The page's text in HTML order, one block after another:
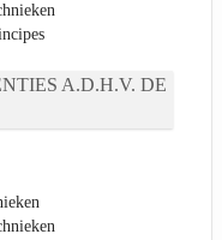
A.D.H.V. DE